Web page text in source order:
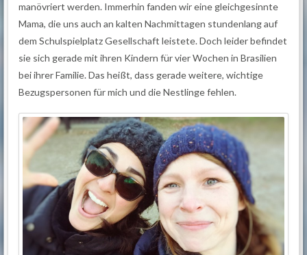
manövriert werden. Immerhin fanden wir eine gleichgesinnte
Mama, die uns auch an kalten Nachmittagen stundenlang auf
dem Schulspielplatz Gesellschaft leistete. Doch leider befindet
sie sich gerade mit ihren Kindern für vier Wochen in Brasilien
bei ihrer Familie. Das heißt, dass gerade weitere, wichtige
Bezugspersonen für mich und die Nestlinge fehlen.